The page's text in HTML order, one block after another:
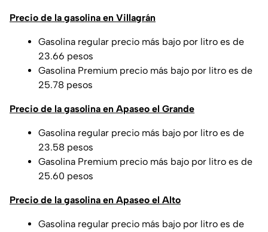
Precio de la gasolina en Villagrán
Gasolina regular precio más bajo por litro es de
23.66 pesos
Gasolina Premium precio más bajo por litro es de
25.78 pesos
Precio de la gasolina en Apaseo el Grande
Gasolina regular precio más bajo por litro es de
23.58 pesos
Gasolina Premium precio más bajo por litro es de
25.60 pesos
Precio de la gasolina en Apaseo el Alto
Gasolina regular precio más bajo por litro es de